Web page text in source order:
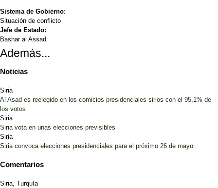
Sistema de Gobierno:
Situación de conflicto
Jefe de Estado:
Bashar al Assad
Además...
Noticias
Siria
Al Asad es reelegido en los comicios presidenciales sirios con el 95,1% de
los votos
Siria
Siria vota en unas elecciones previsibles
Siria
Siria convoca elecciones presidenciales para el próximo 26 de mayo
Comentarios
Siria, Turquía